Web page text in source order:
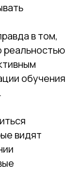
в том,
реальностью
обучения
видят